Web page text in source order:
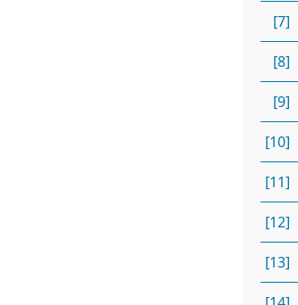
[7]
[8]
[9]
[10]
[11]
[12]
[13]